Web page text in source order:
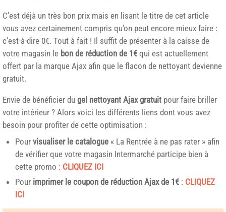
C’est déjà un très bon prix mais en lisant le titre de cet article
vous avez certainement compris qu’on peut encore mieux faire :
c’est-à-dire 0€. Tout à fait ! Il suffit de présenter à la caisse de
votre magasin le bon de réduction de 1€ qui est actuellement
offert par la marque Ajax afin que le flacon de nettoyant devienne
gratuit.
Envie de bénéficier du gel nettoyant Ajax gratuit pour faire briller
votre intérieur ? Alors voici les différents liens dont vous avez
besoin pour profiter de cette optimisation :
Pour visualiser le catalogue « La Rentrée à ne pas rater » afin
de vérifier que votre magasin Intermarché participe bien à
cette promo : CLIQUEZ ICI
Pour imprimer le coupon de réduction Ajax de 1€ : CLIQUEZ
ICI